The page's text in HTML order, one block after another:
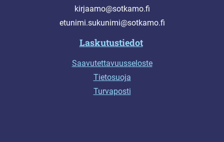
kirjaamo@sotkamo.fi
etunimi.sukunimi@sotkamo.fi
Laskutustiedot
Saavutettavuusseloste
Tietosuoja
Turvaposti